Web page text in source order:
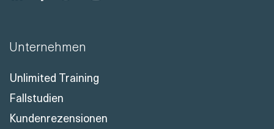
Unternehmen
Unlimited Training
Fallstudien
Kundenrezensionen